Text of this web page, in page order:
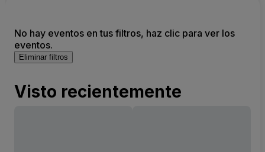
No hay eventos en tus filtros, haz clic para ver los
eventos.
Eliminar filtros
Visto recientemente